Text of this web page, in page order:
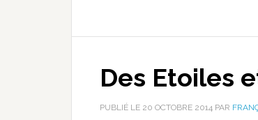
Des Etoiles
PUBLIÉ LE 20 OCTOBRE 2014 PAR